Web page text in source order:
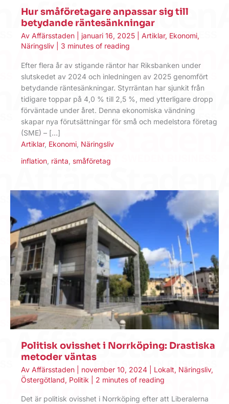
Hur småföretagare anpassar sig till
betydande räntesänkningar
Av Affärsstaden januari 16, 2025 Artiklar, Ekonomi,
Näringsliv
3 minutes of reading
Efter flera år av stigande räntor har Riksbanken under
slutskedet av 2024 och inledningen av 2025 genomfört
betydande räntesänkningar. Styrräntan har sjunkit från
tidigare toppar på 4,0 % till 2,5 %, med ytterligare dropp
förväntade under året. Denna ekonomiska vändning
skapar nya förutsättningar för små och medelstora företag
(SME) – […]
Artiklar, Ekonomi Näringsliv
inflation ränta småföretag
Politisk ovisshet i Norrköping: Drastiska
metoder väntas
Av Affärsstaden november 10, 2024 Lokalt, Näringsliv,
Östergötland, Politik 2 minutes of reading
Det är politisk ovisshet i Norrköping efter att Liberalerna